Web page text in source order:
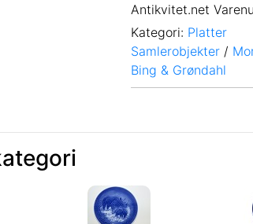
Antikvitet.net
Kategori: Platter
Samlerobjekter /
Bing & Grøndahl